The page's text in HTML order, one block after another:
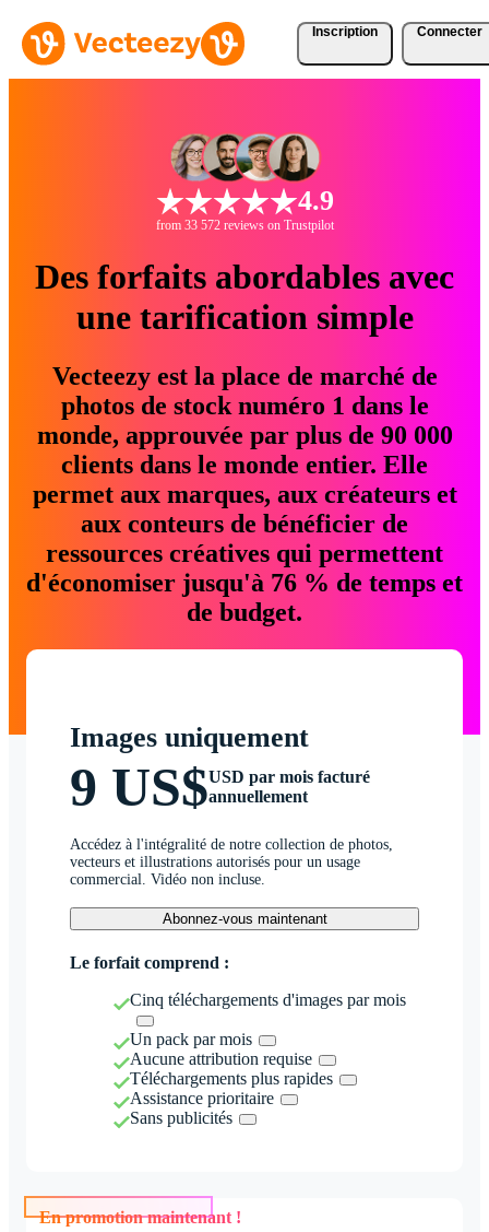
Inscription Connecter
4.9
from 33 572 reviews on Trustpilot
Des forfaits abordables avec
une tarification simple
Vecteezy est la place de marché de
photos de stock numéro 1 dans le
monde, approuvée par plus de 90 000
clients dans le monde entier. Elle
permet aux marques, aux créateurs et
aux conteurs de bénéficier de
ressources créatives qui permettent
d'économiser jusqu'à 76 % de temps et
de budget.
Images uniquement
9 US$USD par mois facturé
annuellement
Accédez à l'intégralité de notre collection de photos,
vecteurs et illustrations autorisés pour un usage
commercial. Vidéo non incluse.
Abonnez-vous maintenant
Le forfait comprend :
Cinq téléchargements d'images par mois
Un pack par mois
Aucune attribution requise
Téléchargements plus rapides
Assistance prioritaire
Sans publicités
En promotion maintenant !